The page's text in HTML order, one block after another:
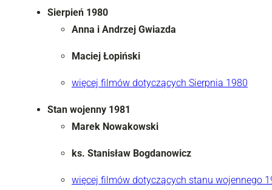
Sierpień 1980
Anna i Andrzej Gwiazda
Maciej Łopiński
więcej filmów dotyczących Sierpnia 1980
Stan wojenny 1981
Marek Nowakowski
ks. Stanisław Bogdanowicz
więcej filmów dotyczących stanu wojennego